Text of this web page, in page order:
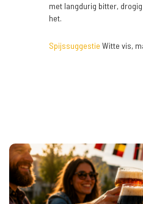
met langdurig bitter,
het.
Spijssuggestie Witte vis,